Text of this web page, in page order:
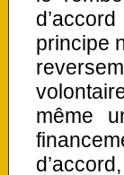
principe
même